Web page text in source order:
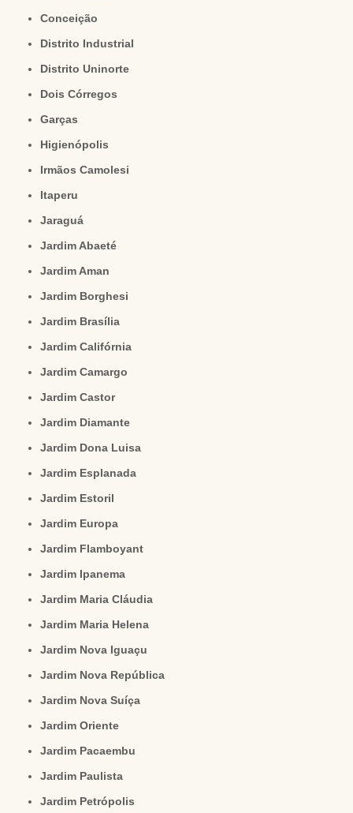
Conceição
Distrito Industrial
Distrito Uninorte
Dois Córregos
Garças
Higienópolis
Irmãos Camolesi
Itaperu
Jaraguá
Jardim Abaeté
Jardim Aman
Jardim Borghesi
Jardim Brasília
Jardim Califórnia
Jardim Camargo
Jardim Castor
Jardim Diamante
Jardim Dona Luisa
Jardim Esplanada
Jardim Estoril
Jardim Europa
Jardim Flamboyant
Jardim Ipanema
Jardim Maria Cláudia
Jardim Maria Helena
Jardim Nova Iguaçu
Jardim Nova República
Jardim Nova Suíça
Jardim Oriente
Jardim Pacaembu
Jardim Paulista
Jardim Petrópolis